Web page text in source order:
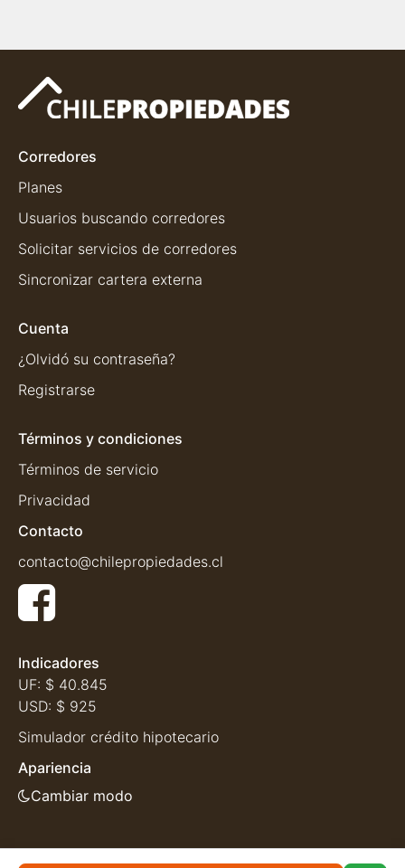
Corredores
Planes
Usuarios buscando corredores
Solicitar servicios de corredores
Sincronizar cartera externa
Cuenta
¿Olvidó su contraseña?
Registrarse
Términos y condiciones
Términos de servicio
Privacidad
Contacto
contacto@chilepropiedades.cl
Indicadores
UF: $ 40.845
USD: $ 925
Simulador crédito hipotecario
Apariencia
Cambiar modo